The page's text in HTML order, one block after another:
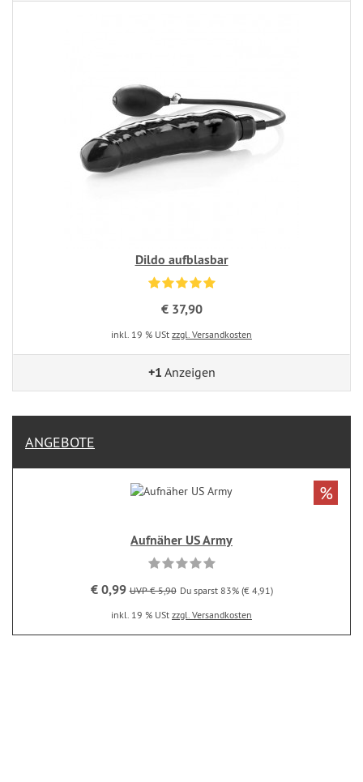
Dildo aufblasbar
€ 37,90
inkl. 19 % USt zzgl. Versandkosten
+1 Anzeigen
ANGEBOTE
Aufnäher US Army
€ 0,99 UVP € 5,90 Du sparst 83% (€ 4,91)
inkl. 19 % USt zzgl. Versandkosten
%